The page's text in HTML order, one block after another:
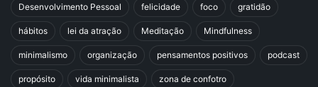
Desenvolvimento Pessoal felicidade foco gratidão
hábitos lei da atração Meditação Mindfulness
minimalismo organização pensamentos positivos podcast
propósito vida minimalista zona de confotro